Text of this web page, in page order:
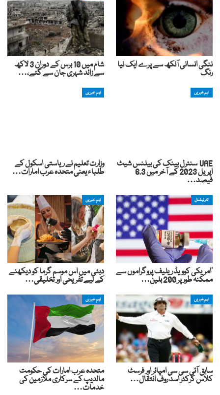
ننگی انسانی آنکھ سے پرے ایک نیا
رنگ
شام میں 10 برس کے دوران 3 لاکھ
سے زائد شہری جان سے گئے،…
اہم خبریں
UAE سنٹرل بینک کی بیلنس شیٹ
اپریل 2023 کے آخر میں 6.3
فیصد…
اہم خبریں
وزارت تعلیم نے ریاستی اسکول کے
طلباء یعنی متحدہ عرب امارات…
انٹرنیشنل
‘امریکی کوویڈ ریلیف پروگراموں سے
ممکنہ طور پر 200 بلین…
اہم خبریں
دبئی میں اس موسم گرما کو دیکھنے
کے لیے تفریحی اور تخلیقی…
اہم خبریں
سابق آئی سی سی امپائر اور فرسٹ
کلاس کرکٹر اسد روف انتقال…
اہم خبریں
متحدہ عرب امارات کی حکومت
مالدیپ کے سرکاری ملازمین کی
خدمات…